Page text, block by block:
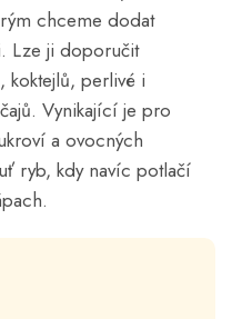
chceme dodat
Lze ji doporučit
perlivé i
Vynikající je pro
a ovocných
ryb, kdy navíc potlačí